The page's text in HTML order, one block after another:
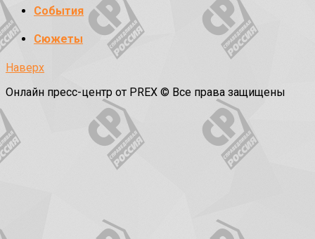
События
Сюжеты
Наверх
Онлайн пресс-центр от PREX © Все права защищены